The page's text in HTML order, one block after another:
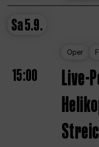
Sa5.9.
Oper
15:00
Live-